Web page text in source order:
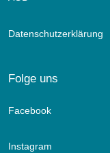
Datenschutzerklärung
Folge uns
Facebook
Instagram